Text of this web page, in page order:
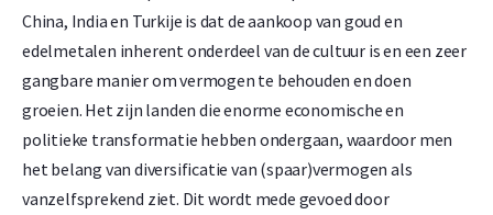
China, India en Turkije is dat de aankoop van goud en
edelmetalen inherent onderdeel van de cultuur is en een zeer
gangbare manier om vermogen te behouden en doen
groeien. Het zijn landen die enorme economische en
politieke transformatie hebben ondergaan, waardoor men
het belang van diversificatie van (spaar)vermogen als
vanzelfsprekend ziet. Dit wordt mede gevoed door